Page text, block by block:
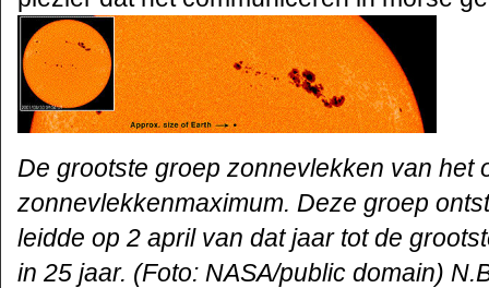
De grootste groep zonnevlekken van het
zonnevlekkenmaximum. Deze groep
leidde op 2 april van dat jaar tot de
in 25 jaar. (Foto: NASA/public domain)